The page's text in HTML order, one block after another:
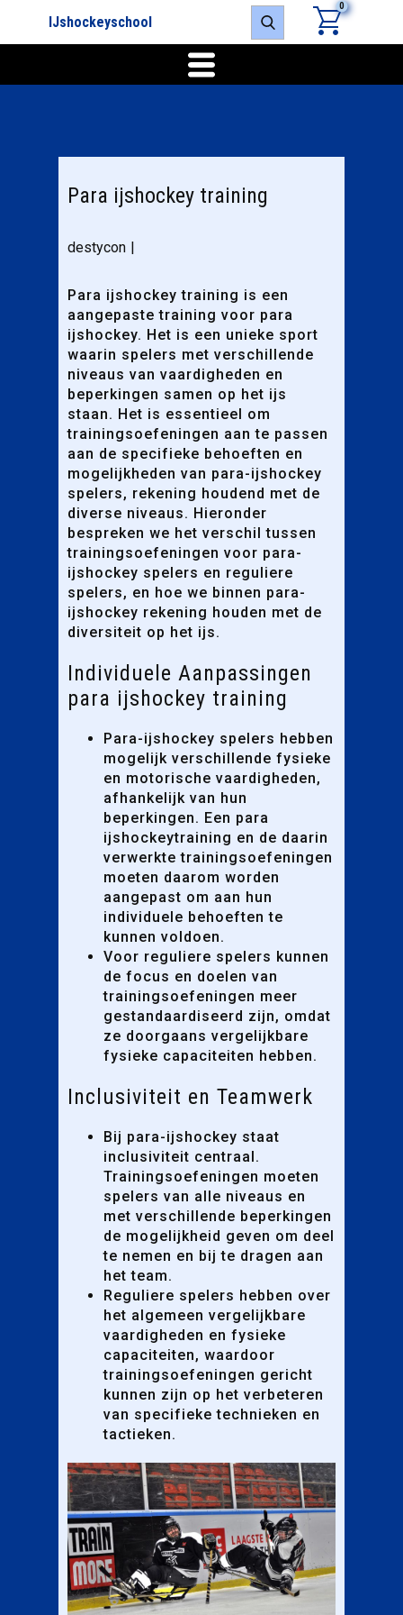
IJshockeyschool
0
Para ijshockey training
destycon
Para ijshockey training is een
aangepaste training voor para
ijshockey. Het is een unieke sport
waarin spelers met verschillende
niveaus van vaardigheden en
beperkingen samen op het ijs
staan. Het is essentieel om
trainingsoefeningen aan te passen
aan de specifieke behoeften en
mogelijkheden van para-ijshockey
spelers, rekening houdend met de
diverse niveaus. Hieronder
bespreken we het verschil tussen
trainingsoefeningen voor para-
ijshockey spelers en reguliere
spelers, en hoe we binnen para-
ijshockey rekening houden met de
diversiteit op het ijs.
Individuele Aanpassingen
para ijshockey training
Para-ijshockey spelers hebben
mogelijk verschillende fysieke
en motorische vaardigheden,
afhankelijk van hun
beperkingen. Een para
ijshockeytraining en de daarin
verwerkte trainingsoefeningen
moeten daarom worden
aangepast om aan hun
individuele behoeften te
kunnen voldoen.
Voor reguliere spelers kunnen
de focus en doelen van
trainingsoefeningen meer
gestandaardiseerd zijn, omdat
ze doorgaans vergelijkbare
fysieke capaciteiten hebben.
Inclusiviteit en Teamwerk
Bij para-ijshockey staat
inclusiviteit centraal.
Trainingsoefeningen moeten
spelers van alle niveaus en
met verschillende beperkingen
de mogelijkheid geven om deel
te nemen en bij te dragen aan
het team.
Reguliere spelers hebben over
het algemeen vergelijkbare
vaardigheden en fysieke
capaciteiten, waardoor
trainingsoefeningen gericht
kunnen zijn op het verbeteren
van specifieke technieken en
tactieken.